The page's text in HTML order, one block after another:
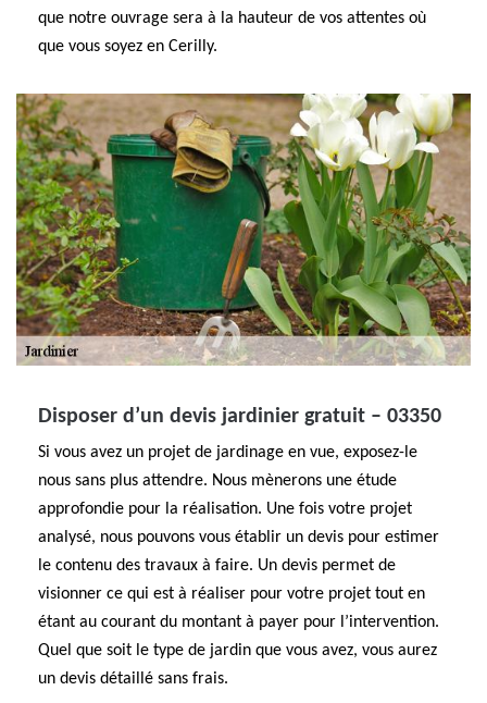
que notre ouvrage sera à la hauteur de vos attentes où
que vous soyez en Cerilly.
Disposer d’un devis jardinier gratuit – 03350
Si vous avez un projet de jardinage en vue, exposez-le
nous sans plus attendre. Nous mènerons une étude
approfondie pour la réalisation. Une fois votre projet
analysé, nous pouvons vous établir un devis pour estimer
le contenu des travaux à faire. Un devis permet de
visionner ce qui est à réaliser pour votre projet tout en
étant au courant du montant à payer pour l’intervention.
Quel que soit le type de jardin que vous avez, vous aurez
un devis détaillé sans frais.